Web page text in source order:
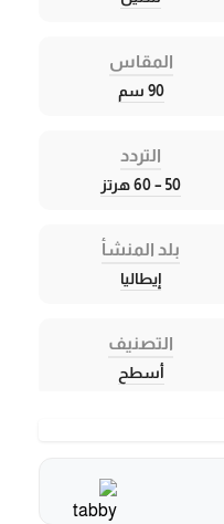
المقاس
90 سم
التردد
50 – 60 هرتز
بلد المنشأ
إيطاليا
التصنيف
أسطح